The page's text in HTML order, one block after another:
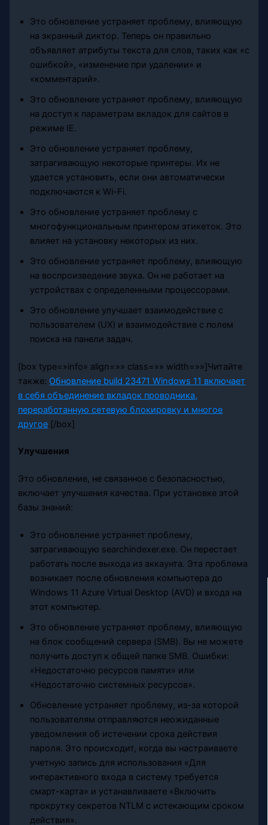
Это обновление устраняет проблему, влияющую
на экранный диктор. Теперь он правильно
объявляет атрибуты текста для слов, таких как «с
ошибкой», «изменение при удалении» и
«комментарий».
Это обновление устраняет проблему, влияющую
на доступ к параметрам вкладок для сайтов в
режиме IE.
Это обновление устраняет проблему,
затрагивающую некоторые принтеры. Их не
удается установить, если они автоматически
подключаются к Wi-Fi.
Это обновление устраняет проблему с
многофункциональным принтером этикеток. Это
влияет на установку некоторых из них.
Это обновление устраняет проблему, влияющую
на воспроизведение звука. Он не работает на
устройствах с определенными процессорами.
Это обновление улучшает взаимодействие с
пользователем (UX) и взаимодействие с полем
поиска на панели задач.
[box type=»info» align=»» class=»» width=»»]Читайте
также: Обновление build 23471 Windows 11 включает
в себя объединение вкладок проводника,
переработанную сетевую блокировку и многое
другое.[/box]
Улучшения
Это обновление, не связанное с безопасностью,
включает улучшения качества. При установке этой
базы знаний:
Это обновление устраняет проблему,
затрагивающую searchindexer.exe. Он перестает
работать после выхода из аккаунта. Эта проблема
возникает после обновления компьютера до
Windows 11 Azure Virtual Desktop (AVD) и входа на
этот компьютер.
Это обновление устраняет проблему, влияющую
на блок сообщений сервера (SMB). Вы не можете
получить доступ к общей папке SMB. Ошибки:
«Недостаточно ресурсов памяти» или
«Недостаточно системных ресурсов».
Обновление устраняет проблему, из-за которой
пользователям отправляются неожиданные
уведомления об истечении срока действия
пароля. Это происходит, когда вы настраиваете
учетную запись для использования «Для
интерактивного входа в систему требуется
смарт-карта» и устанавливаете «Включить
прокрутку секретов NTLM с истекающим сроком
действия».